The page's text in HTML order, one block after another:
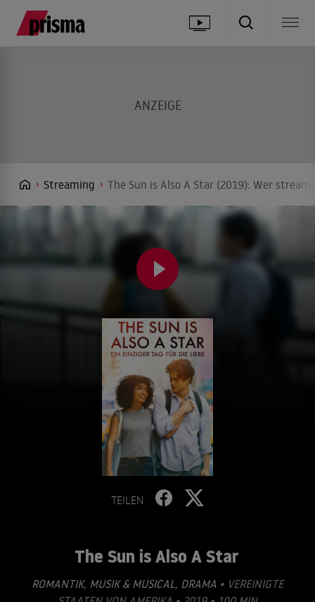
Streaming The Sun is Also A Star (2019): Wer
TEILEN
The Sun is Also A Star
ROMANTIK, MUSIK & MUSICAL, DRAMA • VEREINIGTE